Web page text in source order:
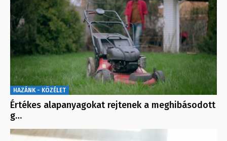
HAZÁNK - KÖZÉLET
Értékes alapanyagokat rejtenek a meghibásodott
g…